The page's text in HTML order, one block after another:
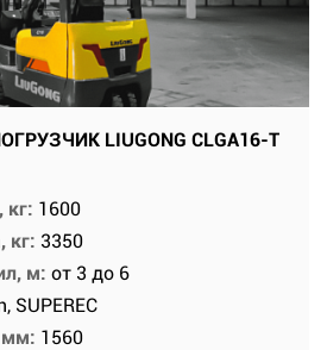
LIUGONG CLGA16-T
кг: 1600
кг: 3350
м: от 3 до 6
SUPEREC
мм: 1560